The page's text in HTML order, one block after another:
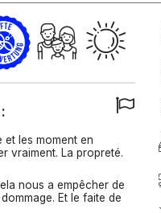
les moment en
vraiment. La propreté.
nous a empêcher de
Et le faite de